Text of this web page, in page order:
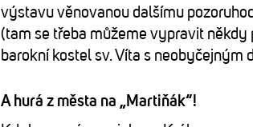
výstavu věnovanou dalšímu
(tam se třeba můžeme vypravit někdy
barokní kostel sv. Víta s neobyčejným
A hurá z města na „Martiňák“!